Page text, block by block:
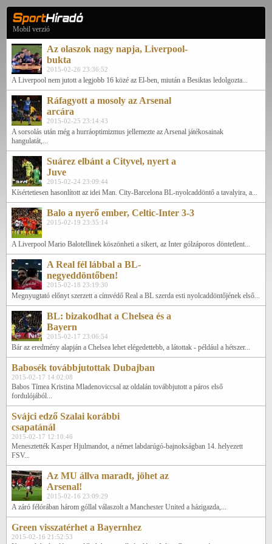
Mobil verzió
Az olaszok nagy napja, Liverpool-
bukta
2015-02-26 23:36:52
A Liverpool nem jutott a legjobb 16 közé az El-ben, miután a Besiktas ledolgozta...
Ráfagyott a mosoly az Arsenal
arcára
2015-02-25 23:14:43
A sorsolás után még a hurráoptimizmus jellemezte az Arsenal játékosainak
hangulatát,...
Suárez elbánt a Cityvel, nyert a
Juve
2015-02-24 23:09:44
Kísértetiesen hasonlított az idei Man. City-Barcelona BL-nyolcaddöntő a tavalyira, a...
Balo a nyerő ember, Celtic-Inter 3-3
2015-02-19 23:35:14
A Liverpool Mario Balotellinek köszönheti a sikert, az Inter gólzáporos döntetlent...
A Real fél lábbal a BL-
negyeddöntőben!
2015-02-18 23:19:30
Megnyugtató előnyt szerzett a címvédő Real a BL szerda esti nyolcaddöntőjének első...
BL: bizakodhat a Chelsea és a
Bayern
2015-02-17 23:06:54
Bár az eredmény alapján a Chelsea lehet elégedettebb, a látottak - például a hétszer...
Babosék továbbjutottak Dubajban
2015-02-17 14:02:08
Babos Tímea Kristina Mladenoviccsal az oldalán továbbjutott a páros első
fordulójából...
Svájci edző Szalai korábbi
csapatánál
2015-02-17 12:10:46
Menesztették Kasper Hjulmandot, a német labdarúgó-bajnokságban 14. helyezett
FSV...
Az MU állva maradt, jöhet az
Arsenal!
2015-02-16 23:09:29
A záró félórában három góllal válaszolt a Manchester United a házigazda,...
Green visszatérhet a Bayernhez
2015-02-16 21:52:53